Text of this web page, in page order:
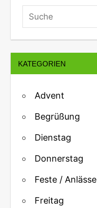
KATEGORIEN
Advent
Begrüßung
Dienstag
Donnerstag
Feste / Anlässe
Freitag